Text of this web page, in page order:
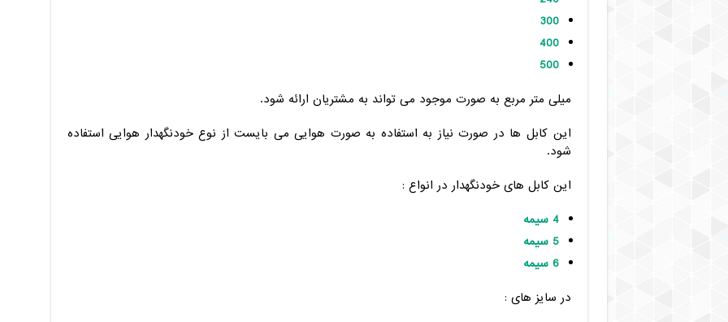
300
400
500
میلی متر مربع به صورت موجود می تواند به مشتریان ارائه شود.
این کابل ها در صورت نیاز به استفاده به صورت هوایی می بایست از نوع خودنگهدار هوایی استفاده
شود.
این کابل های خودنگهدار در انواع :
4 سیمه
5 سیمه
6 سیمه
در سایز های :